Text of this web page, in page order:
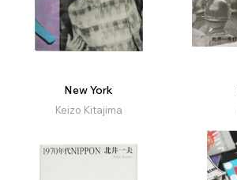
New York
Keizo Kitajima